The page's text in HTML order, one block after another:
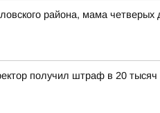
района, мама четверых
получил штраф в 20 тысяч